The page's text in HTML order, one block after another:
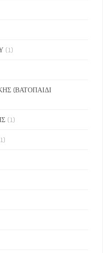
(1)
(ΒΑΤΟΠΑΙΔΙ
(1)